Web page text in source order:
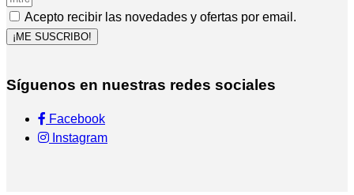
Acepto recibir las novedades y ofertas por email.
¡ME SUSCRIBO!
Síguenos en nuestras redes sociales
Facebook
Instagram